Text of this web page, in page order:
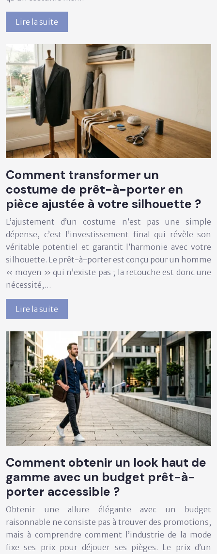
Lire la suite
Comment transformer un
costume de prêt-à-porter en
pièce ajustée à votre silhouette ?
L’ajustement d’un costume n’est pas une simple
dépense, c’est l’investissement final qui révèle son
véritable potentiel et garantit l’harmonie avec votre
silhouette. Le prêt-à-porter est conçu pour un homme
« moyen » qui n’existe pas ; la retouche est donc une
nécessité,…
Lire la suite
Comment obtenir un look haut de
gamme avec un budget prêt-à-
porter accessible ?
Obtenir une allure élégante avec un budget
raisonnable ne consiste pas à trouver des promotions,
mais à comprendre comment l’industrie de la mode
fixe ses prix pour déjouer ses pièges. Le prix d’un